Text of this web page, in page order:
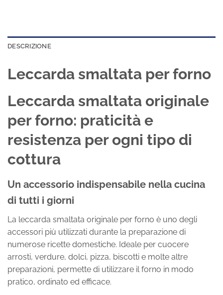
DESCRIZIONE
Leccarda smaltata per forno
Leccarda smaltata originale
per forno: praticità e
resistenza per ogni tipo di
cottura
Un accessorio indispensabile nella cucina
di tutti i giorni
La leccarda smaltata originale per forno è uno degli
accessori più utilizzati durante la preparazione di
numerose ricette domestiche. Ideale per cuocere
arrosti, verdure, dolci, pizza, biscotti e molte altre
preparazioni, permette di utilizzare il forno in modo
pratico, ordinato ed efficace.